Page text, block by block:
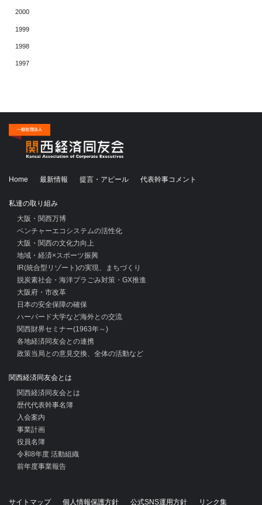
2000
1999
1998
1997
Home 最新情報 提言・アピール 代表幹事コメント
私達の取り組み
大阪・関西万博
ベンチャーエコシステムの活性化
大阪・関西の文化力向上
地域・経済×スポーツ振興
IR(統合型リゾート)の実現、まちづくり
脱炭素社会・海洋プラごみ対策・GX推進
大阪府・市改革
日本の安全保障の確保
ハーバード大学など海外との交流
関西財界セミナー(1963年～)
各地経済同友会との連携
政策当局との意見交換、全体の活動など
関西経済同友会とは
関西経済同友会とは
歴代代表幹事名簿
入会案内
事業計画
役員名簿
令和8年度 活動組織
前年度事業報告
サイトマップ 個人情報保護方針 公式SNS運用方針 リンク集